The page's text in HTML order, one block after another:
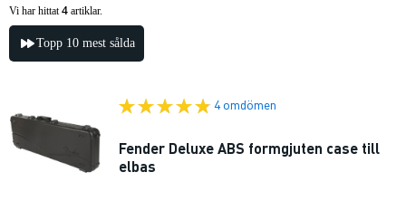
Vi har hittat4 artiklar.
Topp 10 mest sålda
4 omdömen
Fender Deluxe ABS formgjuten case till
elbas